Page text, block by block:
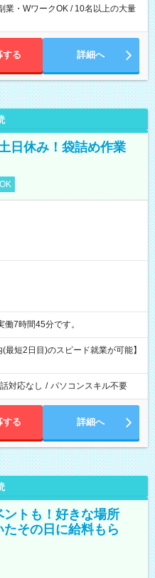
業・WワークOK / 10名以上の大量
する 詳細へ
日休み！袋詰め作業
うち実働7時間45分です。
短2日目)のスピード就業が可能】
対応なし / パソコンスキル不要
する 詳細へ
トも！好きな場所
その日に給料もら